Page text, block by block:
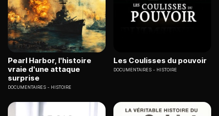
Pearl Harbor, l'histoire
vraie d'une attaque
surprise
DOCUMENTAIRES HISTOIRE
Les Coulisses du pouvoir
DOCUMENTAIRES HISTOIRE